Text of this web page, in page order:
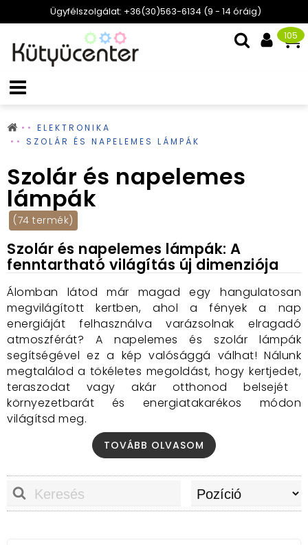
Ügyfélszolgálat: +36(30)563-6134 (9 - 14 óráig)
105
ELEKTRONIKA
SZOLÁR ÉS NAPELEMES LÁMPÁK
Szolár és napelemes
lámpák
(74 termék)
Szolár és napelemes lámpák: A
fenntartható világítás új dimenziója
Álomban látod már magad egy hangulatosan
megvilágított kertben, ahol a fények a nap
energiáját felhasználva varázsolnak elragadó
atmoszférát? A napelemes és szolár lámpák
segítségével ez a kép valósággá válhat! Nálunk
megtalálod a tökéletes megoldást, hogy kertjedet,
teraszodat vagy akár otthonod belsejét
környezetbarát és energiatakarékos módon
világítsd meg.
Miért válassz minket?
Széles választék:Kínálatunkban megtalálod
a klasszikus kerti lámpáktól a modern
dizájnelemeket is magába foglaló,innovatív
TOVÁBB OLVASOM